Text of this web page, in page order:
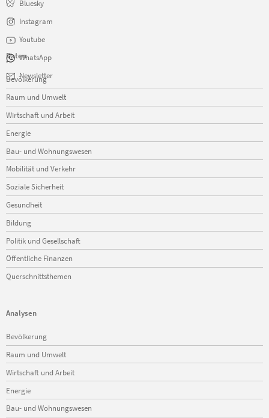
Bluesky
Instagram
Youtube
WhatsApp
Newsletter
Daten
Navigation
überspringen
Bevölkerung
Raum und Umwelt
Wirtschaft und Arbeit
Energie
Bau- und Wohnungswesen
Mobilität und Verkehr
Soziale Sicherheit
Gesundheit
Bildung
Politik und Gesellschaft
Öffentliche Finanzen
Querschnittsthemen
Analysen
Navigation
überspringen
Bevölkerung
Raum und Umwelt
Wirtschaft und Arbeit
Energie
Bau- und Wohnungswesen